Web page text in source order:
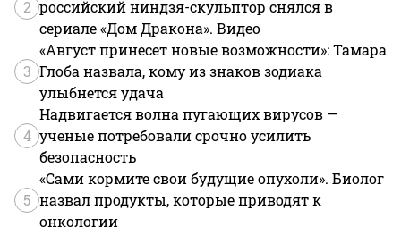
2 российский ниндзя-скульптор снялся в
сериале «Дом Дракона». Видео
3
«Август принесет новые возможности»: Тамара
Глоба назвала, кому из знаков зодиака
улыбнется удача
4
Надвигается волна пугающих вирусов —
ученые потребовали срочно усилить
безопасность
5
«Сами кормите свои будущие опухоли». Биолог
назвал продукты, которые приводят к
онкологии